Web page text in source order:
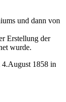
und dann von
Erstellung der
wurde.
4.August 1858 in